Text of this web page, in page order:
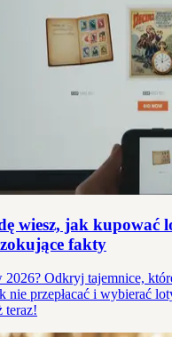
wiesz, jak kupować
fakty
Odkryj tajemnice,
nie przepłacać i wybierać
teraz!